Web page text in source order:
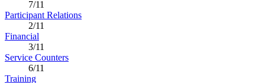
7/11
Participant Relations
2/11
Financial
3/11
Service Counters
6/11
Training